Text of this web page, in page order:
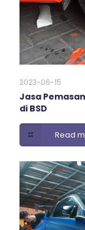
2023-06-15
Jasa
di BSD
Read